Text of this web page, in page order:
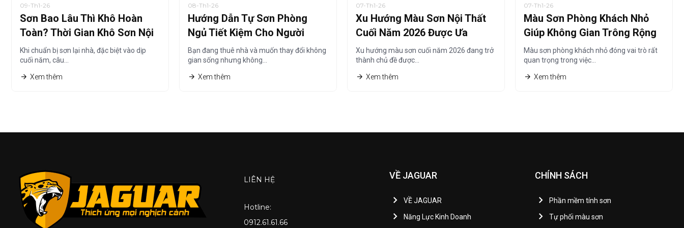
09-Th1-26
Sơn Bao Lâu Thì Khô Hoàn
Toàn? Thời Gian Khô Sơn Nội
Thất Chi Tiết Nhất
Khi chuẩn bị sơn lại nhà, đặc biệt vào dịp
cuối năm, câu…
Xem thêm
08-Th1-26
Hướng Dẫn Tự Sơn Phòng
Ngủ Tiết Kiệm Cho Người
Thuê Nhà
Bạn đang thuê nhà và muốn thay đổi không
gian sống nhưng không…
Xem thêm
07-Th1-26
Xu Hướng Màu Sơn Nội Thất
Cuối Năm 2026 Được Ưa
Chuộng Nhất
Xu hướng màu sơn cuối năm 2026 đang trở
thành chủ đề được…
Xem thêm
07-Th1-26
Màu Sơn Phòng Khách Nhỏ
Giúp Không Gian Trông Rộng
Hơn Năm 2026
Màu sơn phòng khách nhỏ đóng vai trò rất
quan trọng trong việc…
Xem thêm
LIÊN HỆ
Hotline:
0912.61.61.66
VỀ JAGUAR
VỀ JAGUAR
Năng Lực Kinh Doanh
CHÍNH SÁCH
Phần mềm tính sơn
Tự phối màu sơn